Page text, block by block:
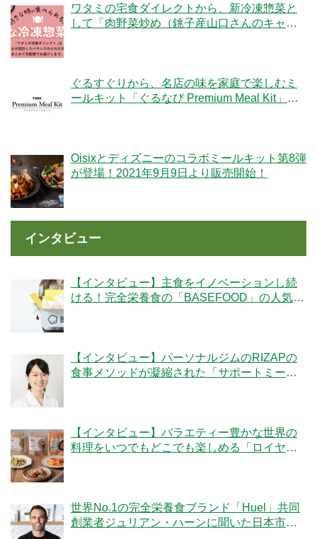
ワタミの宅食ダイレクトから、新冷凍惣菜と
して「肉野菜炒め（銚子産山口さんのキャベ
ぐるすぐりから、名店の味を家庭で楽しむミ
ールキット「ぐるなび Premium Meal Kit」シ
Oisixとディズニーのコラボミールキット第8弾
が登場！2021年9月9日より販売開始！
インタビュー
【インタビュー】主食をイノベーションし続
ける！完全栄養食の「BASEFOOD」の人気の
【インタビュー】パーソナルジムのRIZAPの
食事メソッドが凝縮された「サポートミー
【インタビュー】バラエティー豊かな世界の
料理をいつでもどこでも楽しめる「ロイヤル
世界No.1の完全栄養食ブランド「Huel」共同
創業者ジュリアン・ハーンに聞いた日本市場